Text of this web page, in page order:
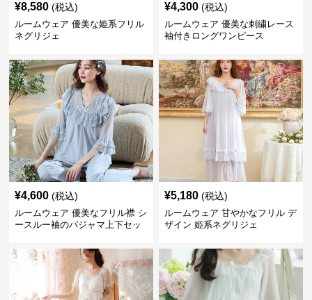
¥8,580 (税込)
ルームウェア 優美な姫系フリル
ネグリジェ
¥4,300 (税込)
ルームウェア 優美な刺繍レース
袖付きロングワンピース
¥4,600 (税込)
ルームウェア 優美なフリル襟 シ
ースルー袖のパジャマ上下セッ
¥5,180 (税込)
ルームウェア 甘やかなフリル デ
ザイン 姫系ネグリジェ